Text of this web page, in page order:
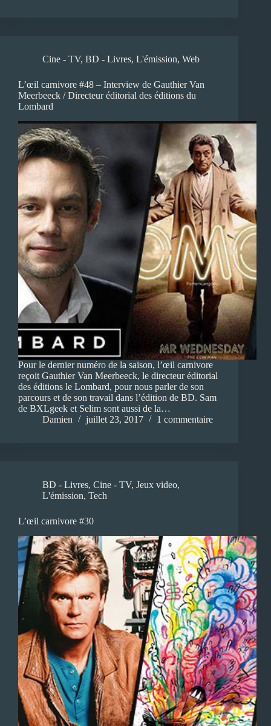
Cine - TV, BD - Livres, L'émission, Web
L’œil carnivore #48 – Interview de Gauthier Van
Meerbeeck / Directeur éditorial des éditions du
Lombard
Pour le dernier numéro de la saison, l’œil carnivore
reçoit Gauthier Van Meerbeeck, le directeur éditorial
des éditions le Lombard, pour nous parler de son
parcours et de son travail dans l’édition de BD. Sam
de BXLgeek et Selim sont aussi de la…
Damien
juillet 23, 2017 1 commentaire
BD - Livres, Cine - TV, Jeux video,
L'émission, Tech
L’œil carnivore #30